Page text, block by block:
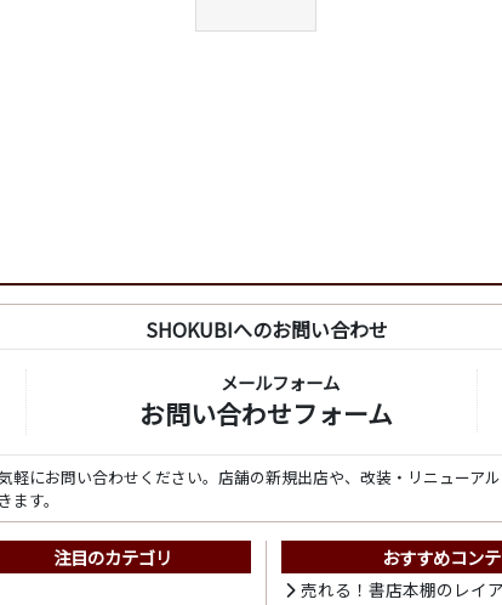
SHOKUBIへのお問い合わせ
メールフォーム
お問い合わせフォーム
にお問い合わせください。店舗の新規出店や、改装・リニューア
す。
注目のカテゴリ おすすめコン
売れる！書店本棚のレイ